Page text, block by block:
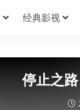
经典影视
停止之